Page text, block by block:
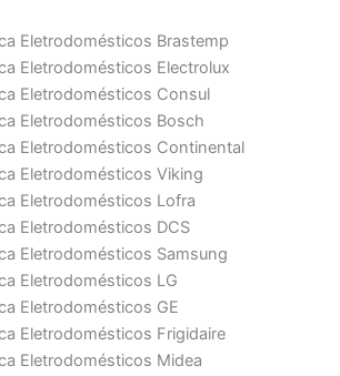
Eletrodomésticos Brastemp
Eletrodomésticos Electrolux
Eletrodomésticos Consul
Eletrodomésticos Bosch
Eletrodomésticos Continental
Eletrodomésticos Viking
Eletrodomésticos Lofra
Eletrodomésticos DCS
Eletrodomésticos Samsung
Eletrodomésticos LG
Eletrodomésticos GE
Eletrodomésticos Frigidaire
Eletrodomésticos Midea